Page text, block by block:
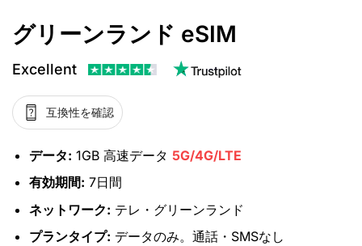
グリーンランド eSIM
Excellent
互換性を確認
データ: 1GB 高速データ 5G/4G/LTE
有効期間: 7日間
ネットワーク: テレ・グリーンランド
プランタイプ: データのみ。通話・SMSなし